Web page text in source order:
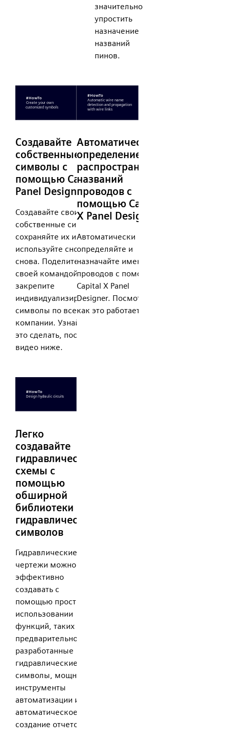
значительно
упростить
назначение
названий
пинов.
Создавайте
собственные
символы с
помощью Capital X
Panel Designer
Создавайте свои
собственные символы,
сохраняйте их и
используйте снова и
снова. Поделитесь им со
своей командой и
закрепите
индивидуализированные
символы по всей
компании. Узнайте, как
это сделать, посмотрев
видео ниже.
Автоматическое
определение и
распространение
названий
проводов с
помощью Capital
X Panel Designer
Автоматически
определяйте и
назначайте имена
проводов с помощью
Capital X Panel
Designer. Посмотрите,
как это работает.
Легко
создавайте
гидравлические
схемы с
помощью
обширной
библиотеки
гидравлических
символов
Гидравлические
чертежи можно
эффективно
создавать с
помощью простых в
использовании
функций, таких как
предварительно
разработанные
гидравлические
символы, мощные
инструменты
автоматизации и
автоматическое
создание отчетов.